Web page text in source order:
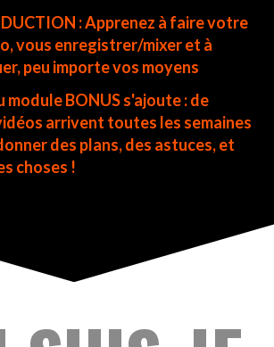
: Apprenez à faire votre
vous enregistrer/mixer et à
peu importe vos moyens
module BONUS s'ajoute : de
arrivent toutes les semaines
des plans, des astuces, et
choses !